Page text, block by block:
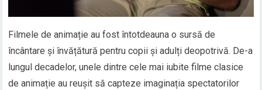
Filmele de animație au fost întotdeauna o sursă de
încântare și învățătură pentru copii și adulți deopotrivă. De-a
lungul decadelor, unele dintre cele mai iubite filme clasice
de animație au reușit să capteze imaginația spectatorilor